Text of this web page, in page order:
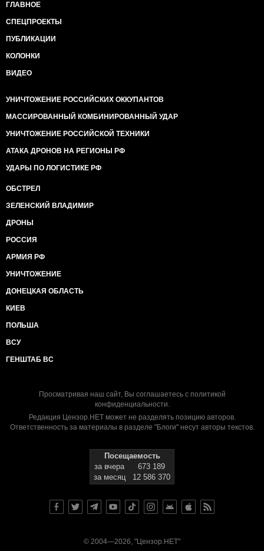
ГЛАВНОЕ
СПЕЦПРОЕКТЫ
ПУБЛИКАЦИИ
КОЛОНКИ
ВИДЕО
УНИЧТОЖЕНИЕ РОССИЙСКИХ ОККУПАНТОВ
МАССИРОВАННЫЙ КОМБИНИРОВАННЫЙ УДАР
УНИЧТОЖЕНИЕ РОССИЙСКОЙ ТЕХНИКИ
АТАКА ДРОНОВ НА РЕГИОНЫ РФ
УДАРЫ ПО ЛОГИСТИКЕ РФ
ОБСТРЕЛ
ЗЕЛЕНСКИЙ ВЛАДИМИР
ДРОНЫ
РОССИЯ
АРМИЯ РФ
УНИЧТОЖЕНИЕ
ДОНЕЦКАЯ ОБЛАСТЬ
КИЕВ
ПОЛЬША
ВСУ
ГЕНШТАБ ВС
Просматривая наш сайт, Вы соглашаетесь с политикой
конфиденциальности.
Редакция Цензор.НЕТ может не разделять позицию авторов.
Ответственность за материалы в разделе "Блоги" несут авторы текстов.
Посещаемость
за вчера
673 189
за месяц
12 586 370
© 2004—2026, "Цензор.НЕТ"